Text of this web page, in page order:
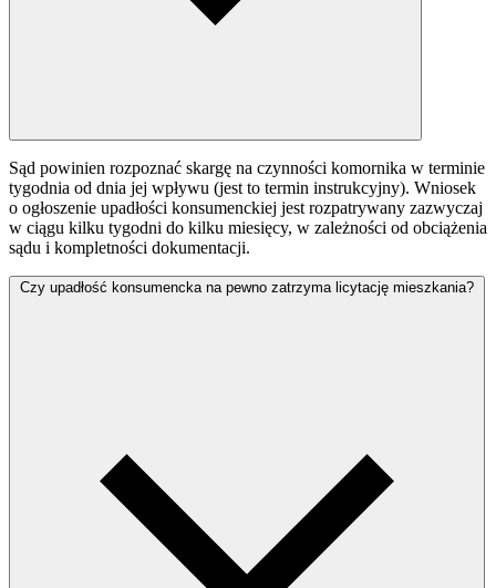
Sąd powinien rozpoznać skargę na czynności komornika w terminie
tygodnia od dnia jej wpływu (jest to termin instrukcyjny). Wniosek
o ogłoszenie upadłości konsumenckiej jest rozpatrywany zazwyczaj
w ciągu kilku tygodni do kilku miesięcy, w zależności od obciążenia
sądu i kompletności dokumentacji.
Czy upadłość konsumencka na pewno zatrzyma licytację mieszkania?